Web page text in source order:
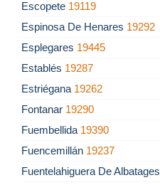
Escopete 19119
Espinosa De Henares 19292
Esplegares 19445
Establés 19287
Estriégana 19262
Fontanar 19290
Fuembellida 19390
Fuencemillán 19237
Fuentelahiguera De Albatages